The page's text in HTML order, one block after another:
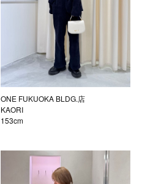
ONE FUKUOKA BLDG.店
KAORI
153cm